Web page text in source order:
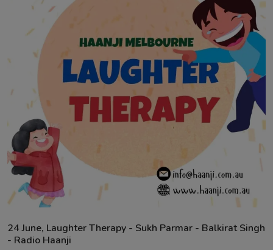
Kitaab Kahani
Gallery
Sponsors
Event
Contact
24 June, Laughter Therapy - Sukh Parmar - Balkirat Singh
- Radio Haanji